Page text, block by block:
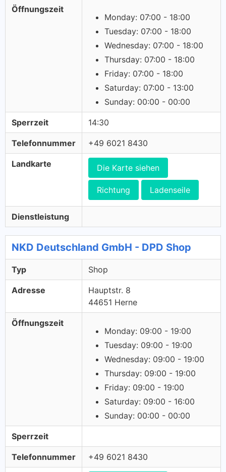
Öffnungszeit
Monday: 07:00 - 18:00
Tuesday: 07:00 - 18:00
Wednesday: 07:00 - 18:00
Thursday: 07:00 - 18:00
Friday: 07:00 - 18:00
Saturday: 07:00 - 13:00
Sunday: 00:00 - 00:00
Sperrzeit 14:30
Telefonnummer +49 6021 8430
Landkarte Die Karte siehen
Richtung Ladenseile
Dienstleistung
NKD Deutschland GmbH - DPD Shop
Typ Shop
Adresse
Hauptstr. 8
44651 Herne
Öffnungszeit
Monday: 09:00 - 19:00
Tuesday: 09:00 - 19:00
Wednesday: 09:00 - 19:00
Thursday: 09:00 - 19:00
Friday: 09:00 - 19:00
Saturday: 09:00 - 16:00
Sunday: 00:00 - 00:00
Sperrzeit
Telefonnummer +49 6021 8430